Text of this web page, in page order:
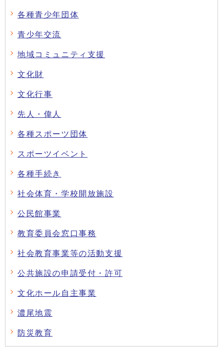
各種青少年団体
青少年交流
地域コミュニティ支援
文化財
文化行事
先人・偉人
各種スポーツ団体
スポーツイベント
各種手続き
社会体育・学校開放施設
公民館事業
教育委員会窓口事務
社会教育事業等の活動支援
公共施設の申請受付・許可
文化ホール自主事業
濃尾地震
防災教育